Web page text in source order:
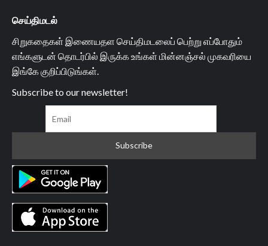
செய்திமடல்
சிறுகதைகள் இணையதள செய்திமடலைப் பெற்று எப்போதும்
எங்களுடன் தொடர்பில் இருக்க உங்கள் மின்னஞ்சல் முகவரியை
இங்கே குறிப்பிடுங்கள்.
Subscribe to our newsletter!